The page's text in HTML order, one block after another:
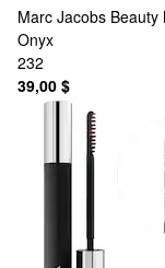
Marc Jacobs Beauty
Onyx
232
39,00 $